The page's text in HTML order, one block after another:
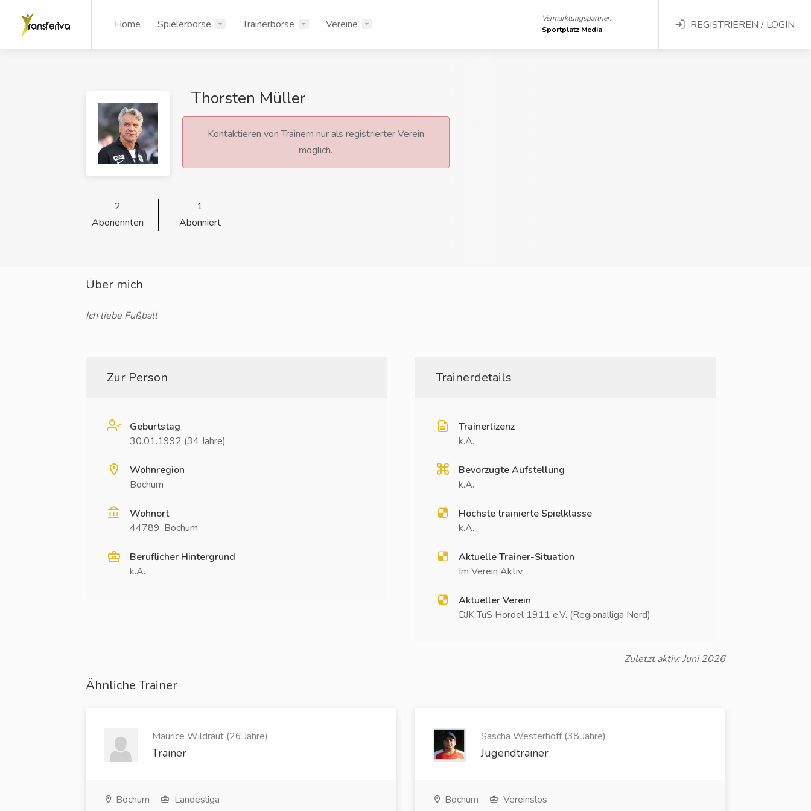
Home Spielerbörse Trainerbörse Vereine
Vermarktungspartner:
Sportplatz Media
REGISTRIEREN / LOGIN
Thorsten Müller
Kontaktieren von Trainern nur als registrierter Verein
möglich.
2
Abonennten
1
Abonniert
Über mich
Ich liebe Fußball
Zur Person
Geburtstag
30.01.1992 (34 Jahre)
Wohnregion
Bochum
Wohnort
44789, Bochum
Beruflicher Hintergrund
k.A.
Trainerdetails
Trainerlizenz
k.A.
Bevorzugte Aufstellung
k.A.
Höchste trainierte Spielklasse
k.A.
Aktuelle Trainer-Situation
Im Verein Aktiv
Aktueller Verein
DJK TuS Hordel 1911 e.V. (Regionalliga Nord)
Zuletzt aktiv: Juni 2026
Ähnliche Trainer
Maurice Wildraut (26 Jahre)
Trainer
Bochum Landesliga
Sascha Westerhoff (38 Jahre)
Jugendtrainer
Bochum Vereinslos